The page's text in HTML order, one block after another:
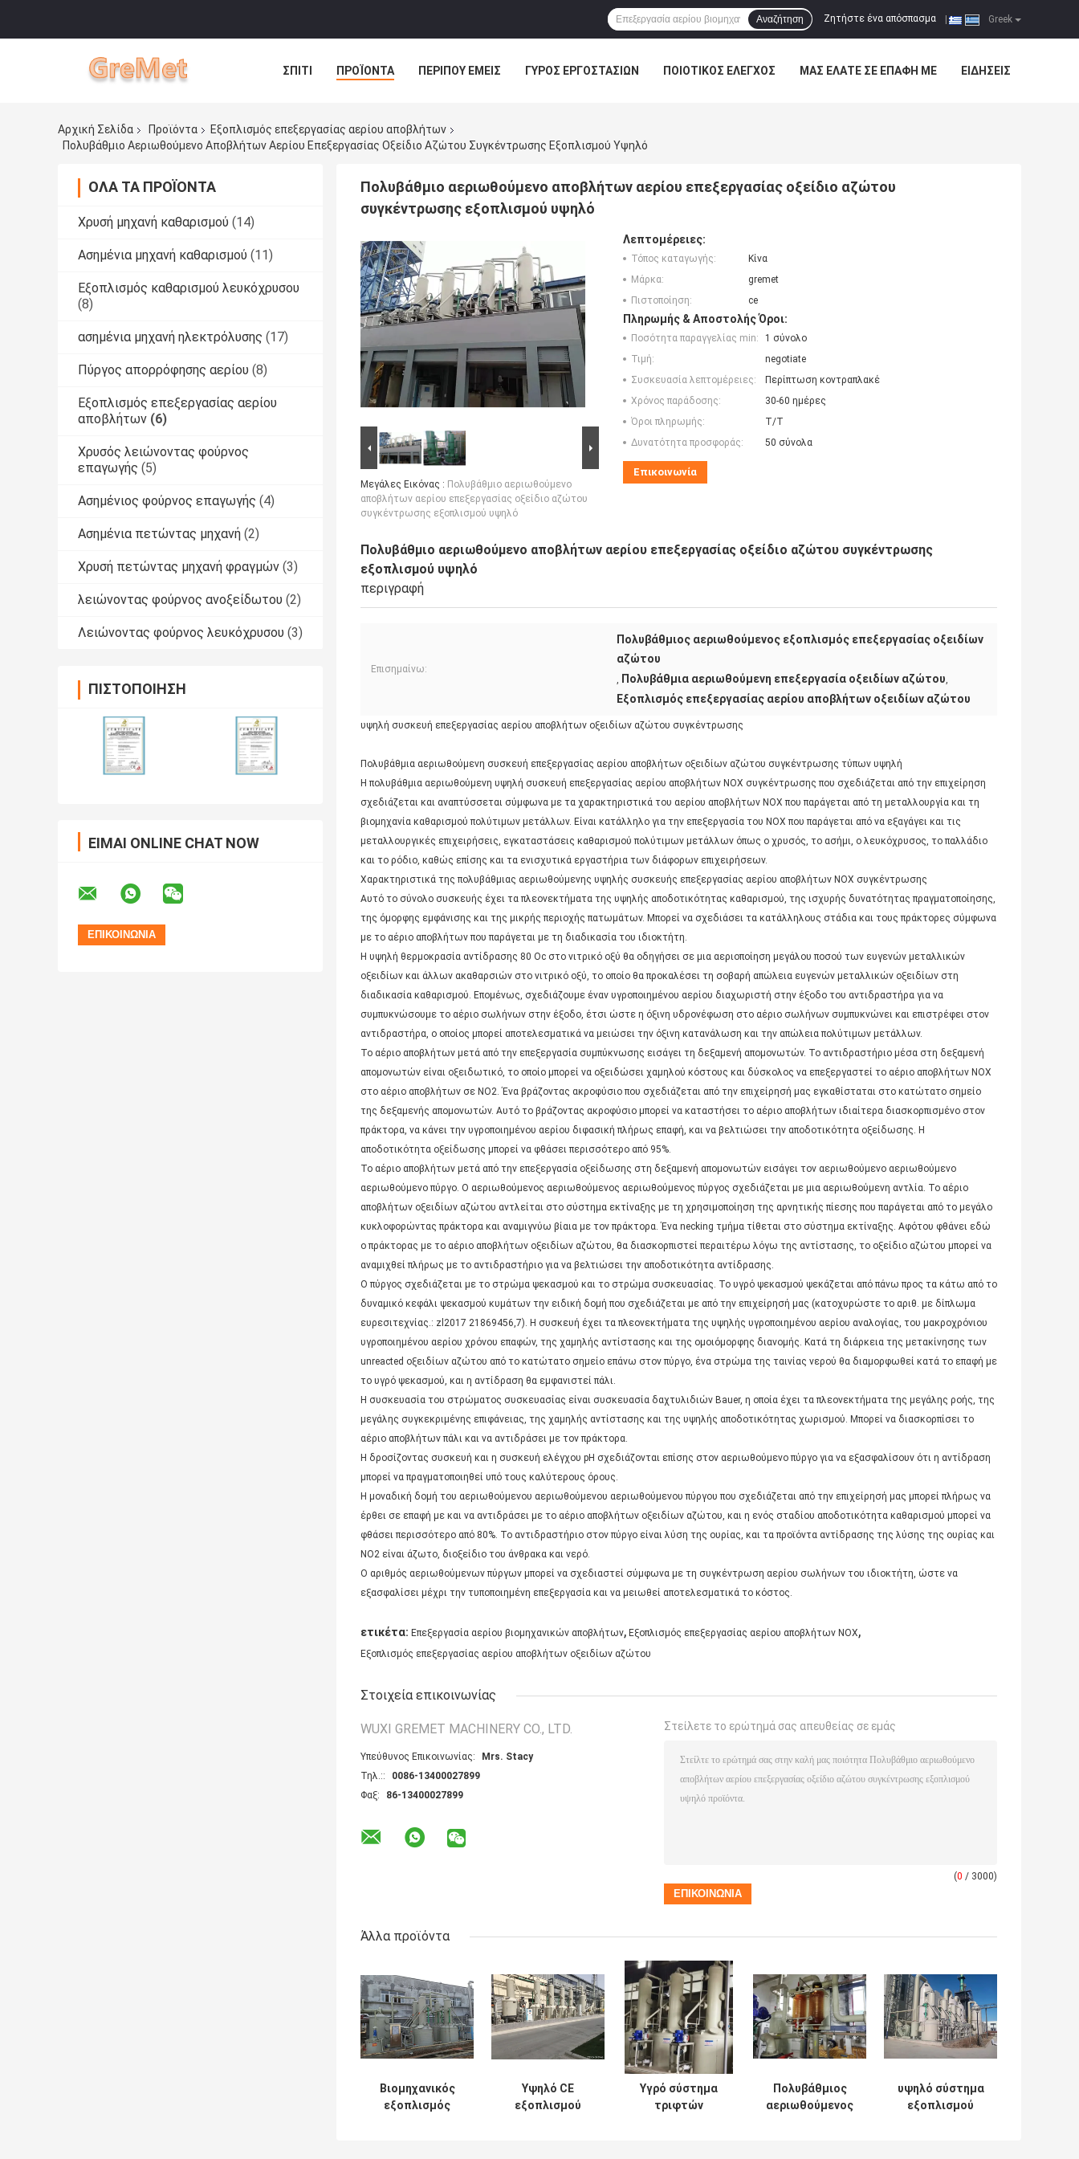
Greek
Ζητήστε ένα απόσπασμα
Αναζήτηση
ΣΠΊΤΙ ΠΡΟΪΌΝΤΑ ΠΕΡΊΠΟΥ ΕΜΕΊΣ ΓΎΡΟΣ ΕΡΓΟΣΤΑΣΊΩΝ ΠΟΙΟΤΙΚΌΣ ΈΛΕΓΧΟΣ ΜΑΣ ΕΛΆΤΕ ΣΕ ΕΠΑΦΉ ΜΕ ΕΙΔΉΣΕΙΣ
Αρχική Σελίδα Προϊόντα
Εξοπλισμός επεξεργασίας αερίου αποβλήτων
Πολυβάθμιο Αεριωθούμενο Αποβλήτων Αερίου Επεξεργασίας Οξείδιο Αζώτου Συγκέντρωσης Εξοπλισμού Υψηλό
ΌΛΑ ΤΑ ΠΡΟΪΌΝΤΑ
Χρυσή μηχανή καθαρισμού (14)
Ασημένια μηχανή καθαρισμού (11)
Εξοπλισμός καθαρισμού λευκόχρυσου
(8)
ασημένια μηχανή ηλεκτρόλυσης (17)
Πύργος απορρόφησης αερίου (8)
Εξοπλισμός επεξεργασίας αερίου
αποβλήτων (6)
Χρυσός λειώνοντας φούρνος
επαγωγής (5)
Ασημένιος φούρνος επαγωγής (4)
Ασημένια πετώντας μηχανή (2)
Χρυσή πετώντας μηχανή φραγμών (3)
λειώνοντας φούρνος ανοξείδωτου (2)
Λειώνοντας φούρνος λευκόχρυσου (3)
ΠΙΣΤΟΠΟΊΗΣΗ
ΕΊΜΑΙ ONLINE CHAT NOW
Πολυβάθμιο αεριωθούμενο αποβλήτων αερίου επεξεργασίας οξείδιο αζώτου
συγκέντρωσης εξοπλισμού υψηλό
Μεγάλες Εικόνας : Πολυβάθμιο αεριωθούμενο
αποβλήτων αερίου επεξεργασίας οξείδιο αζώτου
συγκέντρωσης εξοπλισμού υψηλό
Λεπτομέρειες:
Τόπος καταγωγής:
Κίνα
Μάρκα:
gremet
Πιστοποίηση:
ce
Πληρωμής & Αποστολής Όροι:
Ποσότητα παραγγελίας min:
1 σύνολο
Τιμή:
negotiate
Συσκευασία λεπτομέρειες:
Περίπτωση κοντραπλακέ
Χρόνος παράδοσης:
30-60 ημέρες
Όροι πληρωμής:
T/T
Δυνατότητα προσφοράς:
50 σύνολα
Επικοινωνία
Πολυβάθμιο αεριωθούμενο αποβλήτων αερίου επεξεργασίας οξείδιο αζώτου συγκέντρωσης
εξοπλισμού υψηλό
περιγραφή
Επισημαίνω:
Πολυβάθμιος αεριωθούμενος εξοπλισμός επεξεργασίας οξειδίων
αζώτου
Πολυβάθμια αεριωθούμενη επεξεργασία οξειδίων αζώτου
Εξοπλισμός επεξεργασίας αερίου αποβλήτων οξειδίων αζώτου
υψηλή συσκευή επεξεργασίας αερίου αποβλήτων οξειδίων αζώτου συγκέντρωσης
Πολυβάθμια αεριωθούμενη συσκευή επεξεργασίας αερίου αποβλήτων οξειδίων αζώτου συγκέντρωσης τύπων υψηλή
Η πολυβάθμια αεριωθούμενη υψηλή συσκευή επεξεργασίας αερίου αποβλήτων NOX συγκέντρωσης που σχεδιάζεται από την επιχείρηση
σχεδιάζεται και αναπτύσσεται σύμφωνα με τα χαρακτηριστικά του αερίου αποβλήτων NOX που παράγεται από τη μεταλλουργία και τη
βιομηχανία καθαρισμού πολύτιμων μετάλλων. Είναι κατάλληλο για την επεξεργασία του NOX που παράγεται από να εξαγάγει και τις
μεταλλουργικές επιχειρήσεις, εγκαταστάσεις καθαρισμού πολύτιμων μετάλλων όπως ο χρυσός, το ασήμι, ο λευκόχρυσος, το παλλάδιο
και το ρόδιο, καθώς επίσης και τα ενισχυτικά εργαστήρια των διάφορων επιχειρήσεων.
Χαρακτηριστικά της πολυβάθμιας αεριωθούμενης υψηλής συσκευής επεξεργασίας αερίου αποβλήτων NOX συγκέντρωσης
Αυτό το σύνολο συσκευής έχει τα πλεονεκτήματα της υψηλής αποδοτικότητας καθαρισμού, της ισχυρής δυνατότητας πραγματοποίησης,
της όμορφης εμφάνισης και της μικρής περιοχής πατωμάτων. Μπορεί να σχεδιάσει τα κατάλληλους στάδια και τους πράκτορες σύμφωνα
με το αέριο αποβλήτων που παράγεται με τη διαδικασία του ιδιοκτήτη.
Η υψηλή θερμοκρασία αντίδρασης 80 Oc στο νιτρικό οξύ θα οδηγήσει σε μια αεριοποίηση μεγάλου ποσού των ευγενών μεταλλικών
οξειδίων και άλλων ακαθαρσιών στο νιτρικό οξύ, το οποίο θα προκαλέσει τη σοβαρή απώλεια ευγενών μεταλλικών οξειδίων στη
διαδικασία καθαρισμού. Επομένως, σχεδιάζουμε έναν υγροποιημένου αερίου διαχωριστή στην έξοδο του αντιδραστήρα για να
συμπυκνώσουμε το αέριο σωλήνων στην έξοδο, έτσι ώστε η όξινη υδρονέφωση στο αέριο σωλήνων συμπυκνώνει και επιστρέφει στον
αντιδραστήρα, ο οποίος μπορεί αποτελεσματικά να μειώσει την όξινη κατανάλωση και την απώλεια πολύτιμων μετάλλων.
Το αέριο αποβλήτων μετά από την επεξεργασία συμπύκνωσης εισάγει τη δεξαμενή απομονωτών. Το αντιδραστήριο μέσα στη δεξαμενή
απομονωτών είναι οξειδωτικό, το οποίο μπορεί να οξειδώσει χαμηλού κόστους και δύσκολος να επεξεργαστεί το αέριο αποβλήτων NOX
στο αέριο αποβλήτων σε NO2. Ένα βράζοντας ακροφύσιο που σχεδιάζεται από την επιχείρησή μας εγκαθίσταται στο κατώτατο σημείο
της δεξαμενής απομονωτών. Αυτό το βράζοντας ακροφύσιο μπορεί να καταστήσει το αέριο αποβλήτων ιδιαίτερα διασκορπισμένο στον
πράκτορα, να κάνει την υγροποιημένου αερίου διφασική πλήρως επαφή, και να βελτιώσει την αποδοτικότητα οξείδωσης. Η
αποδοτικότητα οξείδωσης μπορεί να φθάσει περισσότερο από 95%.
Το αέριο αποβλήτων μετά από την επεξεργασία οξείδωσης στη δεξαμενή απομονωτών εισάγει τον αεριωθούμενο αεριωθούμενο
αεριωθούμενο πύργο. Ο αεριωθούμενος αεριωθούμενος αεριωθούμενος πύργος σχεδιάζεται με μια αεριωθούμενη αντλία. Το αέριο
αποβλήτων οξειδίων αζώτου αντλείται στο σύστημα εκτίναξης με τη χρησιμοποίηση της αρνητικής πίεσης που παράγεται από το μεγάλο
κυκλοφορώντας πράκτορα και αναμιγνύω βίαια με τον πράκτορα. Ένα necking τμήμα τίθεται στο σύστημα εκτίναξης. Αφότου φθάνει εδώ
ο πράκτορας με το αέριο αποβλήτων οξειδίων αζώτου, θα διασκορπιστεί περαιτέρω λόγω της αντίστασης, το οξείδιο αζώτου μπορεί να
αναμιχθεί πλήρως με το αντιδραστήριο για να βελτιώσει την αποδοτικότητα αντίδρασης.
Ο πύργος σχεδιάζεται με το στρώμα ψεκασμού και το στρώμα συσκευασίας. Το υγρό ψεκασμού ψεκάζεται από πάνω προς τα κάτω από το
δυναμικό κεφάλι ψεκασμού κυμάτων την ειδική δομή που σχεδιάζεται με από την επιχείρησή μας (κατοχυρώστε το αριθ. με δίπλωμα
ευρεσιτεχνίας.: zl2017 21869456,7). Η συσκευή έχει τα πλεονεκτήματα της υψηλής υγροποιημένου αερίου αναλογίας, του μακροχρόνιου
υγροποιημένου αερίου χρόνου επαφών, της χαμηλής αντίστασης και της ομοιόμορφης διανομής. Κατά τη διάρκεια της μετακίνησης των
unreacted οξειδίων αζώτου από το κατώτατο σημείο επάνω στον πύργο, ένα στρώμα της ταινίας νερού θα διαμορφωθεί κατά το επαφή με
το υγρό ψεκασμού, και η αντίδραση θα εμφανιστεί πάλι.
Η συσκευασία του στρώματος συσκευασίας είναι συσκευασία δαχτυλιδιών Bauer, η οποία έχει τα πλεονεκτήματα της μεγάλης ροής, της
μεγάλης συγκεκριμένης επιφάνειας, της χαμηλής αντίστασης και της υψηλής αποδοτικότητας χωρισμού. Μπορεί να διασκορπίσει το
αέριο αποβλήτων πάλι και να αντιδράσει με τον πράκτορα.
Η δροσίζοντας συσκευή και η συσκευή ελέγχου pH σχεδιάζονται επίσης στον αεριωθούμενο πύργο για να εξασφαλίσουν ότι η αντίδραση
μπορεί να πραγματοποιηθεί υπό τους καλύτερους όρους.
Η μοναδική δομή του αεριωθούμενου αεριωθούμενου αεριωθούμενου πύργου που σχεδιάζεται από την επιχείρησή μας μπορεί πλήρως να
έρθει σε επαφή με και να αντιδράσει με το αέριο αποβλήτων οξειδίων αζώτου, και η ενός σταδίου αποδοτικότητα καθαρισμού μπορεί να
φθάσει περισσότερο από 80%. Το αντιδραστήριο στον πύργο είναι λύση της ουρίας, και τα προϊόντα αντίδρασης της λύσης της ουρίας και
NO2 είναι άζωτο, διοξείδιο του άνθρακα και νερό.
Ο αριθμός αεριωθούμενων πύργων μπορεί να σχεδιαστεί σύμφωνα με τη συγκέντρωση αερίου σωλήνων του ιδιοκτήτη, ώστε να
εξασφαλίσει μέχρι την τυποποιημένη επεξεργασία και να μειωθεί αποτελεσματικά το κόστος.
ετικέτα: Επεξεργασία αερίου βιομηχανικών αποβλήτων, Εξοπλισμός επεξεργασίας αερίου αποβλήτων NOX,
Εξοπλισμός επεξεργασίας αερίου αποβλήτων οξειδίων αζώτου
Στοιχεία επικοινωνίας
WUXI GREMET MACHINERY CO., LTD.
Υπεύθυνος Επικοινωνίας:
Mrs. Stacy
Τηλ.::
0086-13400027899
Φαξ:
86-13400027899
Στείλετε το ερώτημά σας απευθείας σε εμάς
(0 / 3000)
Άλλα προϊόντα
Βιομηχανικός
εξοπλισμός
Υψηλό CE
εξοπλισμού
Υγρό σύστημα
τριφτών
Πολυβάθμιος
αεριωθούμενος
υψηλό σύστημα
εξοπλισμού